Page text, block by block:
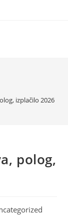
izplačilo 2026
polog,